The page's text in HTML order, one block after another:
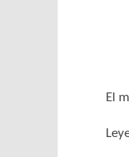
El